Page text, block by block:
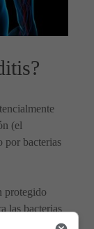
(el
por bacterias
protegido
las bacterias